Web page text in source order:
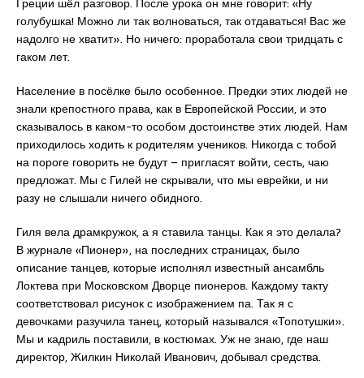
голубушка! Можно ли так волноваться, так отдаваться! Вас же
надолго не хватит». Но ничего: проработала свои тридцать с
гаком лет.
Население в посёлке было особенное. Предки этих людей не
знали крепостного права, как в Европейской России, и это
сказывалось в каком-то особом достоинстве этих людей. Нам
приходилось ходить к родителям учеников. Никогда с тобой
на пороге говорить не будут – пригласят войти, сесть, чаю
предложат. Мы с Гилей не скрывали, что мы еврейки, и ни
разу не слышали ничего обидного.
Гиля вела драмкружок, а я ставила танцы. Как я это делала?
В журнале «Пионер», на последних страницах, было
описание танцев, которые исполнял известный ансамбль
Локтева при Московском Дворце пионеров. Каждому такту
соответствовал рисунок с изображением па. Так я с
девочками разучила танец, который назывался «Топотушки».
Мы и кадриль поставили, в костюмах. Уж не знаю, где наш
директор, Жилкин Николай Иванович, добывал средства.